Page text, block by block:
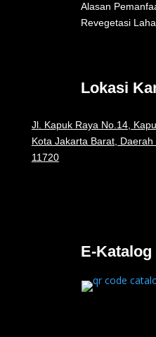
Alasan
Revegetasi
Lokasi
Jl. Kapuk Raya No.14,
Kota Jakarta Barat,
11720
E-Katalog